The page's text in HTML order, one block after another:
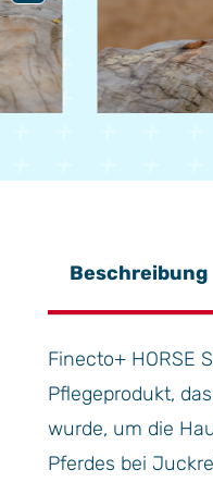
2
Beschreibung
Finecto+ HORSE
Pflegeprodukt,
wurde, um die
Pferdes bei